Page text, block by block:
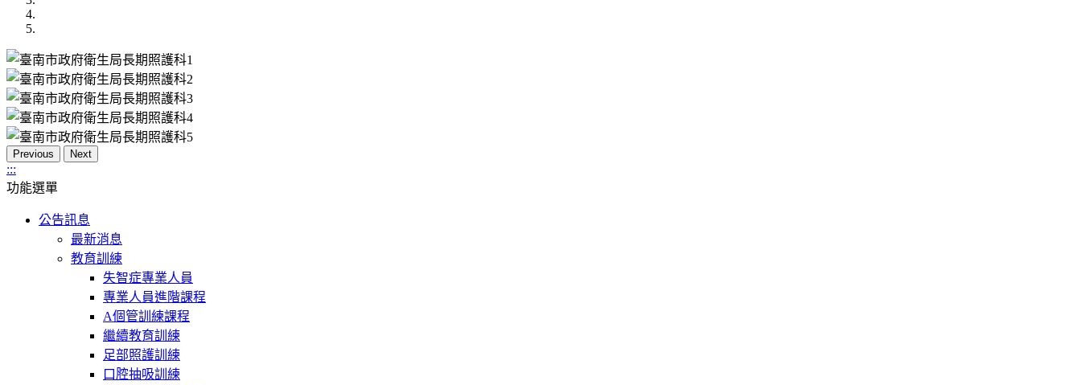
Previous Next
:::
功能選單
公告訊息
最新消息
教育訓練
失智症專業人員
專業人員進階課程
A個管訓練課程
繼續教育訓練
足部照護訓練
口腔抽吸訓練